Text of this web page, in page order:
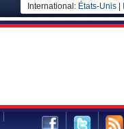
International: États-Unis